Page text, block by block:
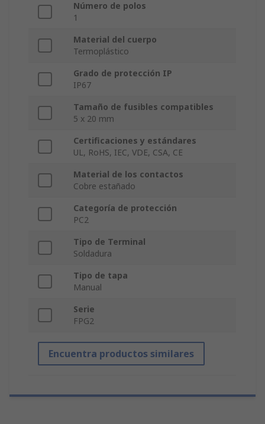
Número de polos
1
Material del cuerpo
Termoplástico
Grado de protección IP
IP67
Tamaño de fusibles compatibles
5 x 20 mm
Certificaciones y estándares
UL, RoHS, IEC, VDE, CSA, CE
Material de los contactos
Cobre estañado
Categoría de protección
PC2
Tipo de Terminal
Soldadura
Tipo de tapa
Manual
Serie
FPG2
Encuentra productos similares